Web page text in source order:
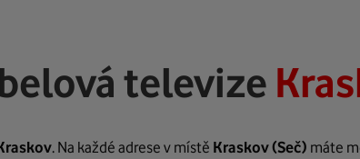
televize
. Na každé adrese v místě Kraskov(Seč) máte